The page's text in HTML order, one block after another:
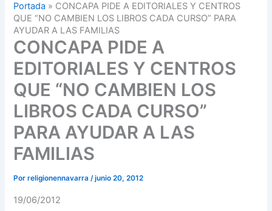
Portada » CONCAPA PIDE A EDITORIALES Y CENTROS
QUE “NO CAMBIEN LOS LIBROS CADA CURSO” PARA
AYUDAR A LAS FAMILIAS
CONCAPA PIDE A
EDITORIALES Y CENTROS
QUE “NO CAMBIEN LOS
LIBROS CADA CURSO”
PARA AYUDAR A LAS
FAMILIAS
Porreligionennavarra/junio 20, 2012
19/06/2012